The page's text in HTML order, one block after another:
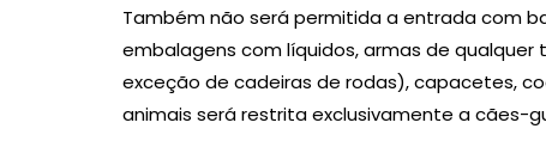
Também não será permitida a entrada com
embalagens com líquidos, armas de
exceção de cadeiras de rodas), capacetes,
animais será restrita exclusivamente a cães-